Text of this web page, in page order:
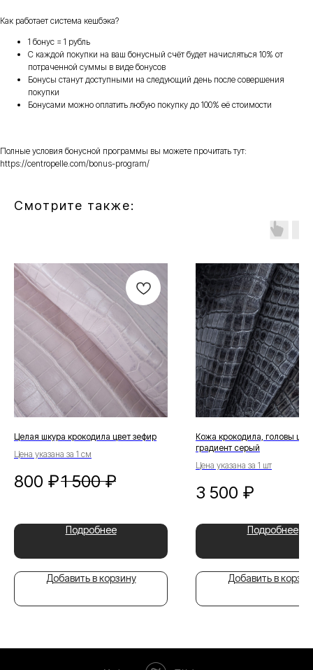
Как работает система кешбэка?
1 бонус = 1 рубль
С каждой покупки на ваш бонусный счёт будет начисляться 10% от
потраченной суммы в виде бонусов
Бонусы станут доступными на следующий день после совершения
покупки
Бонусами можно оплатить любую покупку до 100% её стоимости
Полные условия бонусной программы вы можете прочитать тут:
https://centropelle.com/bonus-program/
Смотрите также:
Целая шкура крокодила цвет зефир
Цена указана за 1 см
800 ₽1 500 ₽
Подробнее
Добавить в корзину
Кожа крокодила, головы
градиент серый
Цена указана за 1 шт
3 500 ₽
Подробнее
Добавить в